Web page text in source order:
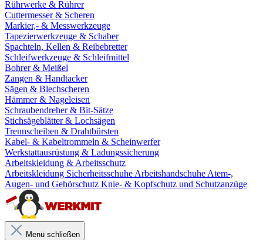
Rührwerke & Rührer
Cuttermesser & Scheren
Markier,- & Messwerkzeuge
Tapezierwerkzeuge & Schaber
Spachteln, Kellen & Reibebretter
Schleifwerkzeuge & Schleifmittel
Bohrer & Meißel
Zangen & Handtacker
Sägen & Blechscheren
Hämmer & Nageleisen
Schraubendreher & Bit-Sätze
Stichsägeblätter & Lochsägen
Trennscheiben & Drahtbürsten
Kabel- & Kabeltrommeln & Scheinwerfer
Werkstattausrüstung & Ladungssicherung
Arbeitskleidung & Arbeitsschutz
Arbeitskleidung Sicherheitsschuhe Arbeitshandschuhe Atem-,
Augen- und Gehörschutz Knie- & Kopfschutz und Schutzanzüge
Menü schließen